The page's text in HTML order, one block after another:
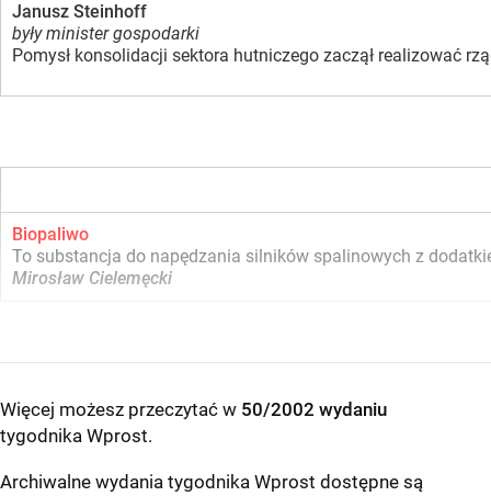
Janusz Steinhoff
były minister gospodarki
Pomysł konsolidacji sektora hutniczego zaczął realizować
Biopaliwo
To substancja do napędzania silników spalinowych z
Mirosław Cielemęcki
Więcej możesz przeczytać w 50/2002 wydaniu
tygodnika Wprost.
Archiwalne wydania tygodnika Wprost dostępne są